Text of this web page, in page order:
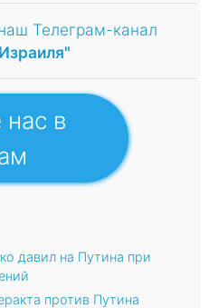
Телеграм-канал
нас в
давил на Путина при
против Путина